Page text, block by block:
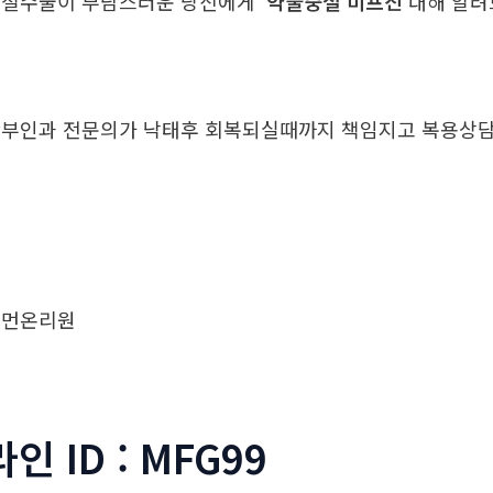
인과 전문의가 낙태후 회복되실때까지 책임지고 복용상
온리원
인 ID : MFG99